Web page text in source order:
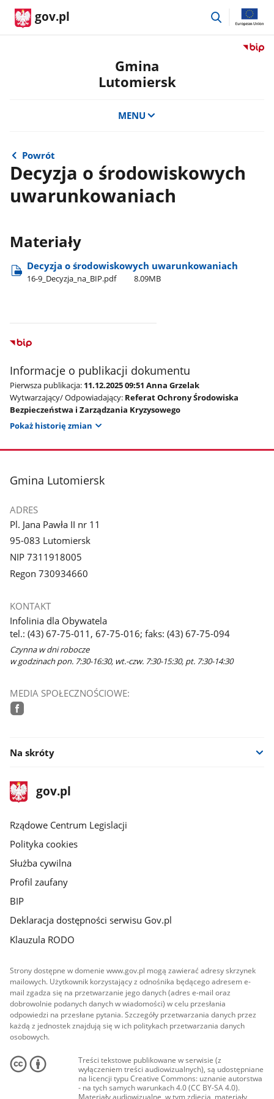
gov.pl
przejdź
Przejdź
Gmina
Lutomiersk
MENU
Powrót
Decyzja o środowiskowych
uwarunkowaniach
Materiały
Decyzja o środowiskowych uwarunkowaniach
16-9​_Decyzja​_na​_BIP.pdf 8.09MB
Informacje o publikacji dokumentu
Pierwsza publikacja: 11.12.2025 09:51 Anna Grzelak
Wytwarzający/ Odpowiadający: Referat Ochrony Środowiska
Bezpieczeństwa i Zarządzania Kryzysowego
Pokaż historię zmian
stopka
Gmina Lutomiersk
ADRES
Pl. Jana Pawła II nr 11
95-083 Lutomiersk
NIP 7311918005
Regon 730934660
KONTAKT
Infolinia dla Obywatela
tel.: (43) 67-75-011, 67-75-016; faks: (43) 67-75-094
Czynna w dni robocze
w godzinach pon. 7:30-16:30, wt.-czw. 7:30-15:30, pt. 7:30-14:30
MEDIA SPOŁECZNOŚCIOWE:
Na skróty
stopka
gov.plStrona
gov.pl
Rządowe Centrum Legislacji
Polityka cookies
Służba cywilna
Profil zaufany
BIP
Deklaracja dostępności serwisu Gov.pl
Klauzula RODO
Strony dostępne w domenie www.gov.pl mogą zawierać adresy skrzynek
mailowych. Użytkownik korzystający z odnośnika będącego adresem e-
mail zgadza się na przetwarzanie jego danych (adres e-mail oraz
dobrowolnie podanych danych w wiadomości) w celu przesłania
odpowiedzi na przesłane pytania. Szczegóły przetwarzania danych przez
każdą z jednostek znajdują się w ich politykach przetwarzania danych
osobowych.
Treści tekstowe publikowane w serwisie (z
wyłączeniem treści audiowizualnych), są udostępniane
na licencji typu Creative Commons: uznanie autorstwa
- na tych samych warunkach 4.0 (CC BY-SA 4.0).